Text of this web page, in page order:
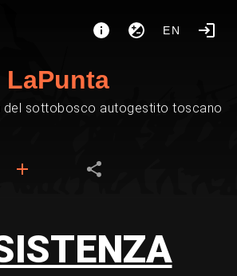
EN
LaPunta
del sottobosco autogestito toscano